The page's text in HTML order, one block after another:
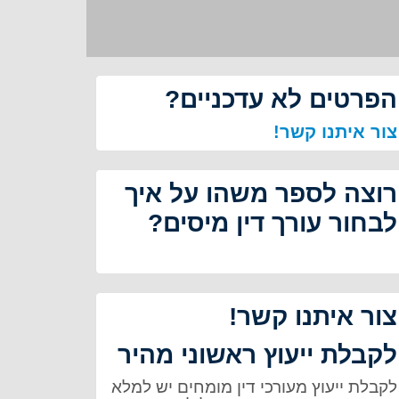
הפרטים לא עדכניים?
צור איתנו קשר!
רוצה לספר משהו על איך
לבחור עורך דין מיסים?
צור איתנו קשר!
לקבלת ייעוץ ראשוני מהיר
לקבלת ייעוץ מעורכי דין מומחים יש למלא